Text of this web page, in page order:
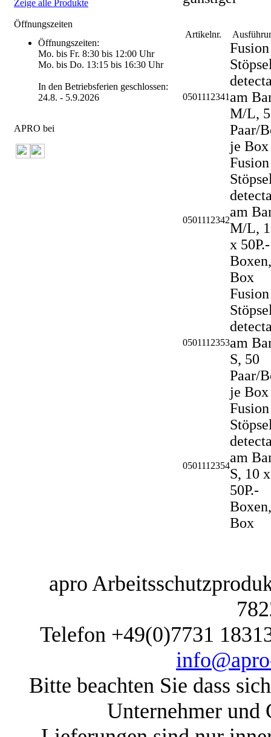
Zeige alle Produkte
Öffnungszeiten
Öffnungszeiten:
Mo. bis Fr. 8:30 bis 12:00 Uhr
Mo. bis Do. 13:15 bis 16:30 Uhr
In den Betriebsferien geschlossen:
24.8. - 5.9.2026
APRO bei
Artikelnr.
0501112341
Fusion
am
M/L,
Paar/
je Box
0501112342
Fusion
am
M/L,
x 50P.-
Box
0501112353
Fusion
am
S, 50
Paar/
je Box
0501112354
Fusion
am
S, 10 x
50P.-
Box
apro
Telefon +49(0)7731
Bitte beachten Sie dass
Unternehmer und